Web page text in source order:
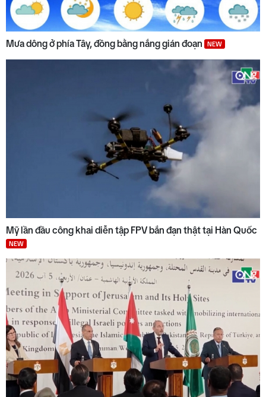
Mưa dông ở phía Tây, đồng bằng nắng gián đoạn NEW
Mỹ lần đầu công khai diễn tập FPV bắn đạn thật tại Hàn Quốc
NEW